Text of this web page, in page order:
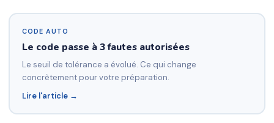
CODE AUTO
Le code passe à 3 fautes autorisées
Le seuil de tolérance a évolué. Ce qui change
concrètement pour votre préparation.
Lire l'article →